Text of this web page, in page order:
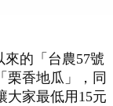
的「台農57號
栗香地瓜」，同
大家最低用15元